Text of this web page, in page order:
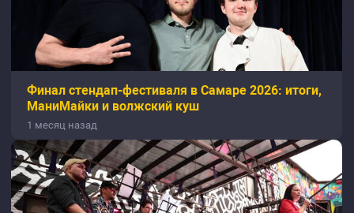
Финал стендап-фестиваля в Самаре 2026: итоги,
МаниМайки и волжский куш
1 месяц назад